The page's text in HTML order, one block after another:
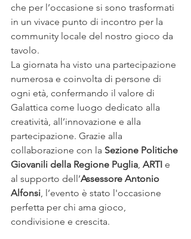
che per l’occasione si sono trasformati
in un vivace punto di incontro per la
community locale del nostro gioco da
tavolo.
La giornata ha visto una partecipazione
numerosa e coinvolta di persone di
ogni età, confermando il valore di
Galattica come luogo dedicato alla
creatività, all’innovazione e alla
partecipazione. Grazie alla
collaborazione con la Sezione Politiche
Giovanili della Regione Puglia, ARTI e
al supporto dell’Assessore Antonio
Alfonsi, l’evento è stato l'occasione
perfetta per chi ama gioco,
condivisione e crescita.